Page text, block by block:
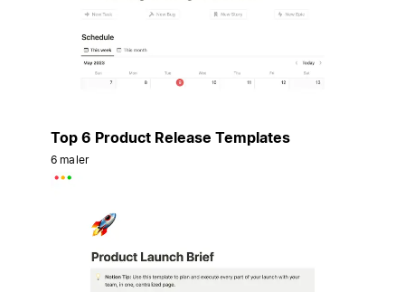
Top 6 Product Release Templates
6 maler